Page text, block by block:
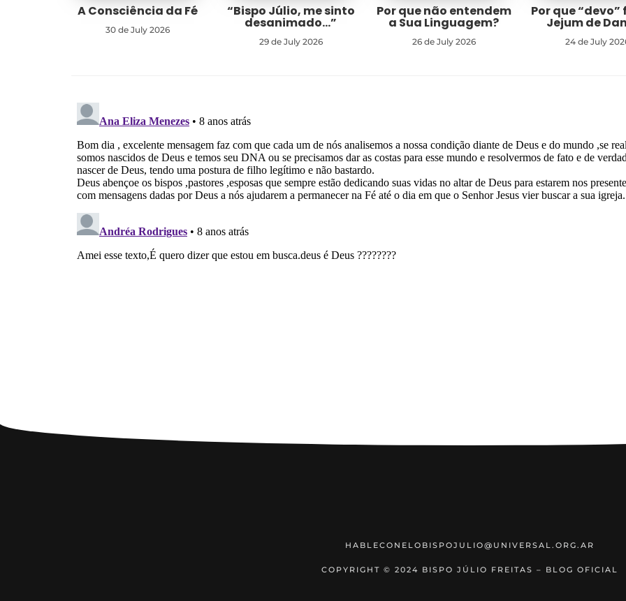
A Consciência da Fé
30 de July 2026
“Bispo Júlio, me sinto
desanimado…”
29 de July 2026
Por que não entendem
a Sua Linguagem?
26 de July 2026
Por que “devo”
Jejum de
24 de July
HABLECONELOBISPOJULIO@UNIVERSAL.ORG.AR
COPYRIGHT © 2024 BISPO JÚLIO FREITAS – BLOG OFICIAL